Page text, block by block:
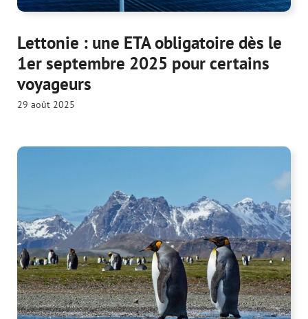
Lettonie : une ETA obligatoire dès le
1er septembre 2025 pour certains
voyageurs
29 août 2025